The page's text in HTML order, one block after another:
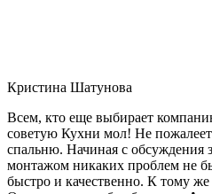
Кристина Шатунова
Всем, кто еще выбирает
советую Кухни мол! Не
спальню. Начиная с обсуждения
монтажом никаких проблем не
быстро и качественно. К тому